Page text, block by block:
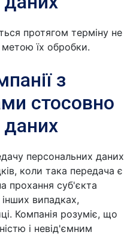
протягом терміну не
метою їх обробки.
з
стосовно
даних
персональних даних
коли така передача є
прохання суб'єкта
випадках,
Компанія розуміє, що
і невід'ємним